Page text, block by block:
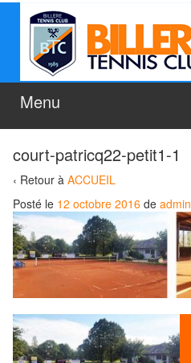
principal
Menu
court-patricq22-petit1-1
‹ Retour à ACCUEIL
Posté le 12 octobre 2016 de admin